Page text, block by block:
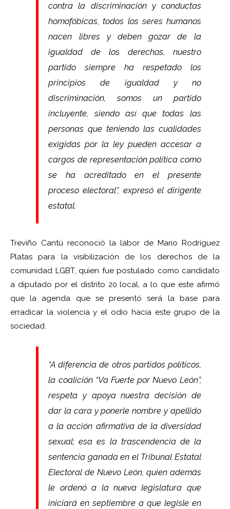
contra la discriminación y conductas
homofóbicas, todos los seres humanos
nacen libres y deben gozar de la
igualdad de los derechos, nuestro
partido siempre ha respetado los
principios de igualdad y no
discriminación, somos un partido
incluyente, siendo así que todas las
personas que teniendo las cualidades
exigidas por la ley pueden accesar a
cargos de representación política como
se ha acreditado en el presente
proceso electoral”, expresó el dirigente
estatal.
Treviño Cantú reconoció la labor de Mario Rodríguez
Platas para la visibilización de los derechos de la
comunidad LGBT, quien fue postulado como candidato
a diputado por el distrito 20 local, a lo que este afirmó
que la agenda que se presentó será la base para
erradicar la violencia y el odio hacia este grupo de la
sociedad.
“A diferencia de otros partidos políticos,
la coalición “Va Fuerte por Nuevo León”,
respeta y apoya nuestra decisión de
dar la cara y ponerle nombre y apellido
a la acción afirmativa de la diversidad
sexual; esa es la trascendencia de la
sentencia ganada en el Tribunal Estatal
Electoral de Nuevo León, quien además
le ordenó a la nueva legislatura que
iniciará en septiembre a que legisle en